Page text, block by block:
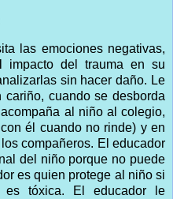
las emociones negativas,
impacto del trauma en su
sin hacer daño. Le
cuando se desborda
al niño al colegio,
con él cuando no rinde) y en
compañeros. El educador
del niño porque no puede
es quien protege al niño si
tóxica. El educador le